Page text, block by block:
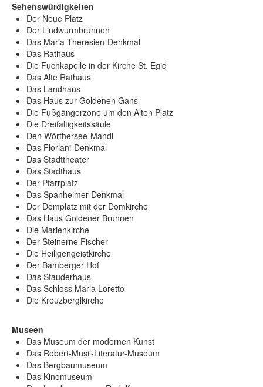
Sehenswürdigkeiten
Der Neue Platz
Der Lindwurmbrunnen
Das Maria-Theresien-Denkmal
Das Rathaus
Die Fuchkapelle in der Kirche St. Egid
Das Alte Rathaus
Das Landhaus
Das Haus zur Goldenen Gans
Die Fußgängerzone um den Alten Platz
Die Dreifaltigkeitssäule
Den Wörthersee-Mandl
Das Floriani-Denkmal
Das Stadttheater
Das Stadthaus
Der Pfarrplatz
Das Spanheimer Denkmal
Der Domplatz mit der Domkirche
Das Haus Goldener Brunnen
Die Marienkirche
Der Steinerne Fischer
Die Heiligengeistkirche
Der Bamberger Hof
Das Stauderhaus
Das Schloss Maria Loretto
Die Kreuzberglkirche
Museen
Das Museum der modernen Kunst
Das Robert-Musil-Literatur-Museum
Das Bergbaumuseum
Das Kinomuseum